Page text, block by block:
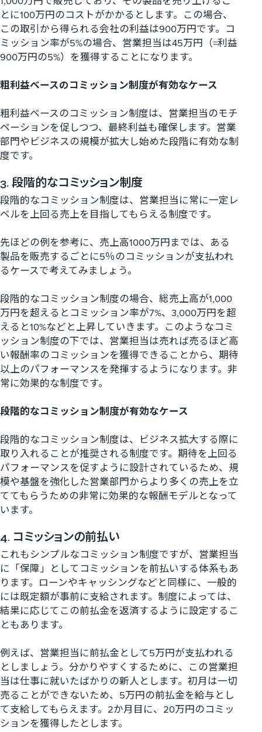
とに100万円のコストがかかるとします。この場合、
この取引から得られる会社の利益は900万円です。コ
ミッション率が5%の場合、営業担当は45万円（=利益
900万円の5%）を獲得することになります。
粗利益ベースのコミッション制度が有効なケース
粗利益ベースのコミッション制度は、営業担当のモチ
ベーションを促しつつ、最終利益も確保します。営業
部門やビジネスの規模が拡大し始めた段階に有効な制
度です。
3. 段階的なコミッション制度
段階的なコミッション制度は、営業担当に常に一定レ
ベルを上回る売上を目指してもらえる制度です。
先ほどの例を参考に、売上高1000万円までは、ある
製品を販売するごとに5％のコミッションが支払われ
るケースで考えてみましょう。
段階的なコミッション制度の場合、総売上高が1,000
万円を超えるとコミッション率が7%、3,000万円を超
えると10%などと上昇していきます。このようなコミ
ッション制度の下では、営業担当は売れば売るほど高
い報酬率のコミッションを獲得できることから、期待
以上のパフォーマンスを発揮するようになります。非
常に効果的な制度です。
段階的なコミッション制度が有効なケース
段階的なコミッション制度は、ビジネス拡大する際に
取り入れることが推奨される制度です。期待を上回る
パフォーマンスを促すように設計されているため、規
模や基盤を強化した営業部門からより多くの売上を立
ててもらうための非常に効果的な報酬モデルとなって
います。
4. コミッションの前払い
これもシンプルなコミッション制度ですが、営業担当
に「保障」としてコミッションを前払いする体系もあ
ります。ローンやキャッシングなどと同様に、一般的
には既定額が事前に支給されます。制度によっては、
結果に応じてこの前払金を返済するように設定するこ
ともあります。
例えば、営業担当に前払金として5万円が支払われる
としましょう。分かりやすくするために、この営業担
当は仕事に就いたばかりの新人とします。初月は一切
売ることができないため、5万円の前払金を給与とし
て支給してもらえます。2か月目に、20万円のコミッ
ションを獲得したとします。